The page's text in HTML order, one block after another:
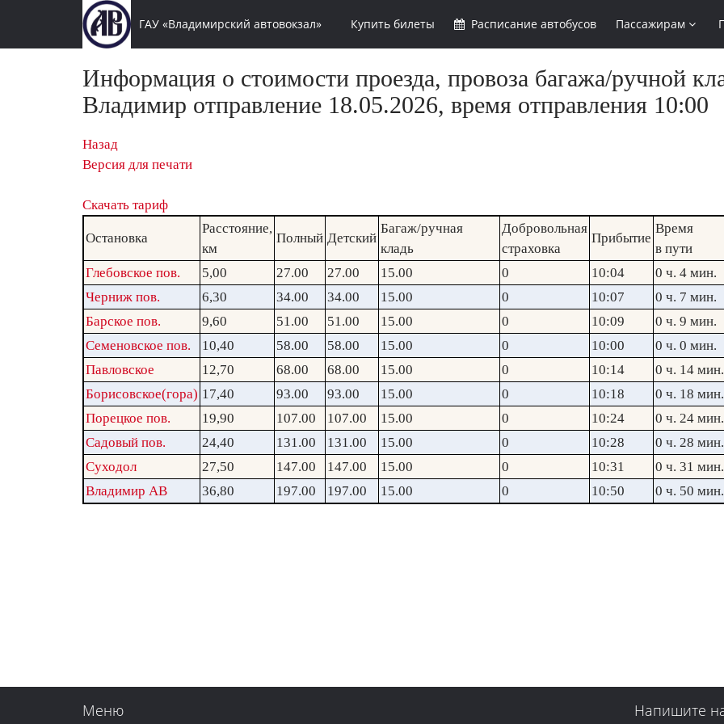
ГАУ «Владимирский автовокзал» Купить билеты Расписание автобусов Пассажирам
Информация о стоимости проезда, провоза багажа/ручной
Владимир отправление 18.05.2026, время отправления 10:00
Назад
Версия для печати
Скачать тариф
Остановка
Расстояние,
км
Полный Детский
Багаж/ручная
кладь
Добровольная
страховка
Прибытие
Время
в пути
Глебовское пов.
5,00 27.00 27.00 15.00 0 10:04
0 ч. 4 мин.
Черниж пов.
6,30 34.00 34.00 15.00 0 10:07
0 ч. 7 мин.
Барское пов.
9,60 51.00 51.00 15.00 0 10:09
0 ч. 9 мин.
Семеновское пов.
10,40 58.00 58.00 15.00 0 10:00
0 ч. 0 мин.
Павловское
12,70 68.00 68.00 15.00 0 10:14
0 ч. 14 мин.
Борисовское(гора) 17,40 93.00 93.00 15.00 0 10:18
0 ч. 18 мин.
Порецкое пов.
19,90 107.00 107.00 15.00 0 10:24
0 ч. 24 мин.
Садовый пов.
24,40 131.00 131.00 15.00 0 10:28
0 ч. 28 мин.
Суходол
27,50 147.00 147.00 15.00 0 10:31
0 ч. 31 мин.
Владимир АВ
36,80 197.00 197.00 15.00 0 10:50 0 ч. 50 мин.
Меню Напишите